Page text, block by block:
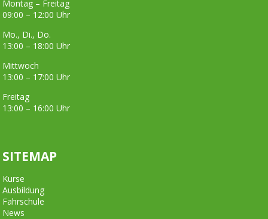
Montag – Freitag
09:00 – 12:00 Uhr
Mo., Di., Do.
13:00 – 18:00 Uhr
Mittwoch
13:00 – 17:00 Uhr
Freitag
13:00 – 16:00 Uhr
SITEMAP
Kurse
Ausbildung
Fahrschule
News